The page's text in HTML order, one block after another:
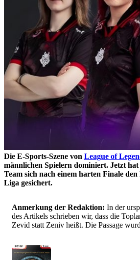
Die E-Sports-Szene von League of
männlichen Spielern dominiert. Jetzt
Team sich nach einem harten Finale
Liga gesichert.
Anmerkung der Redaktion: In der
des Artikels schrieben wir, dass die
Zevid statt Zeniv heißt. Die Passage